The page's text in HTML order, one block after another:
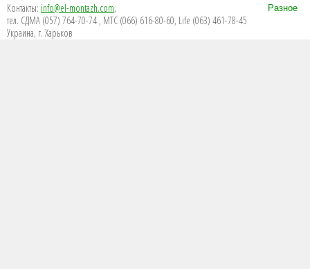
Контакты: info@el-montazh.com,
тел. СДМА (057) 764-70-74 , МТС (066) 616-80-60, Life (063) 461-78-45
Украина, г. Харьков
Разное